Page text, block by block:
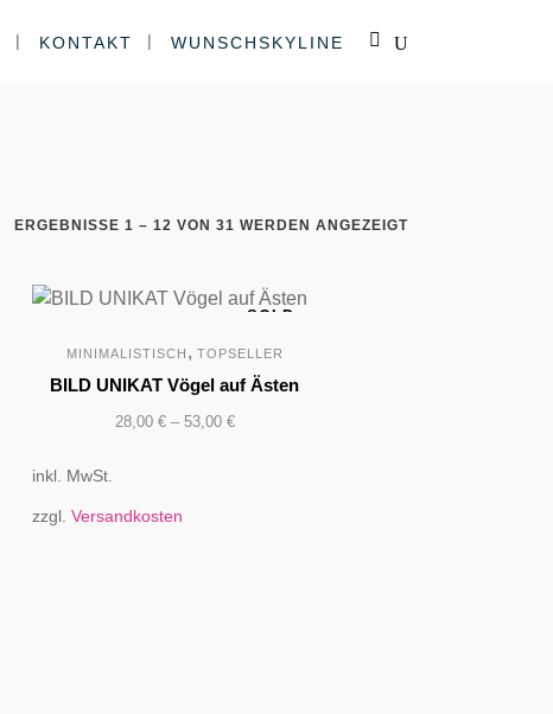
KONTAKT WUNSCHSKYLINE
ERGEBNISSE 1 – 12 VON 31 WERDEN ANGEZEIGT
SOLD
MINIMALISTISCH , TOPSELLER
BILD UNIKAT Vögel auf Ästen
28,00 €– 53,00 €
inkl. MwSt.
zzgl. Versandkosten